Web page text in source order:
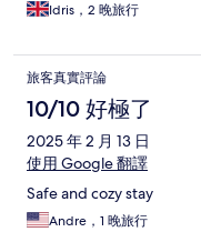
Idris，2 晚旅行
旅客真實評論
10/10 好極了
2025 年 2 月 13 日
使用 Google 翻譯
Safe and cozy stay
Andre，1 晚旅行